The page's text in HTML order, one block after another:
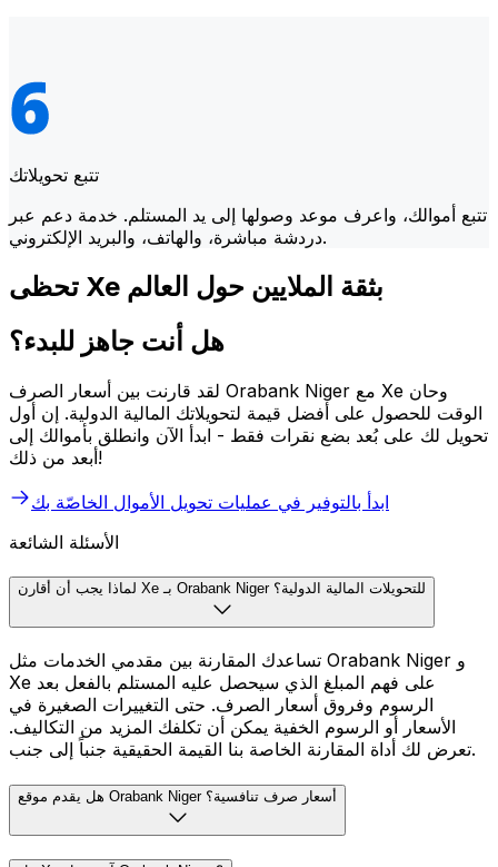
تتبع تحويلاتك
تتبع أموالك، واعرف موعد وصولها إلى يد المستلم. خدمة دعم عبر
دردشة مباشرة، والهاتف، والبريد الإلكتروني.
تحظى Xe بثقة الملايين حول العالم
هل أنت جاهز للبدء؟
لقد قارنت بين أسعار الصرف Orabank Niger مع Xe وحان
الوقت للحصول على أفضل قيمة لتحويلاتك المالية الدولية. إن أول
تحويل لك على بُعد بضع نقرات فقط - ابدأ الآن وانطلق بأموالك إلى
أبعد من ذلك!
ابدأ بالتوفير في عمليات تحويل الأموال الخاصّة بك
الأسئلة الشائعة
لماذا يجب أن أقارن Xe بـ Orabank Niger للتحويلات المالية الدولية؟
تساعدك المقارنة بين مقدمي الخدمات مثل Orabank Niger و
Xe على فهم المبلغ الذي سيحصل عليه المستلم بالفعل بعد
الرسوم وفروق أسعار الصرف. حتى التغييرات الصغيرة في
الأسعار أو الرسوم الخفية يمكن أن تكلفك المزيد من التكاليف.
تعرض لك أداة المقارنة الخاصة بنا القيمة الحقيقية جنباً إلى جنب.
هل يقدم موقع Orabank Niger أسعار صرف تنافسية؟